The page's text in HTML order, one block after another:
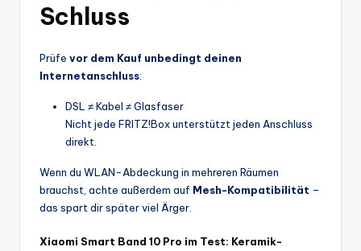
Schluss
Prüfe vor dem Kauf unbedingt deinen
Internetanschluss:
DSL ≠ Kabel ≠ Glasfaser
Nicht jede FRITZ!Box unterstützt jeden Anschluss
direkt.
Wenn du WLAN-Abdeckung in mehreren Räumen
brauchst, achte außerdem auf Mesh-Kompatibilität –
das spart dir später viel Ärger.
Xiaomi Smart Band 10 Pro im Test: Keramik-